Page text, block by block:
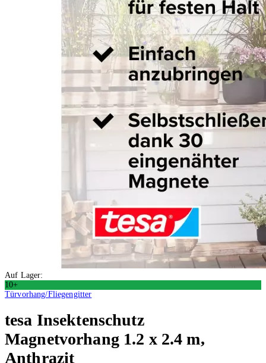
Auf Lager:
10+
Türvorhang/Fliegengitter
tesa Insektenschutz
Magnetvorhang 1.2 x 2.4 m,
Anthrazit